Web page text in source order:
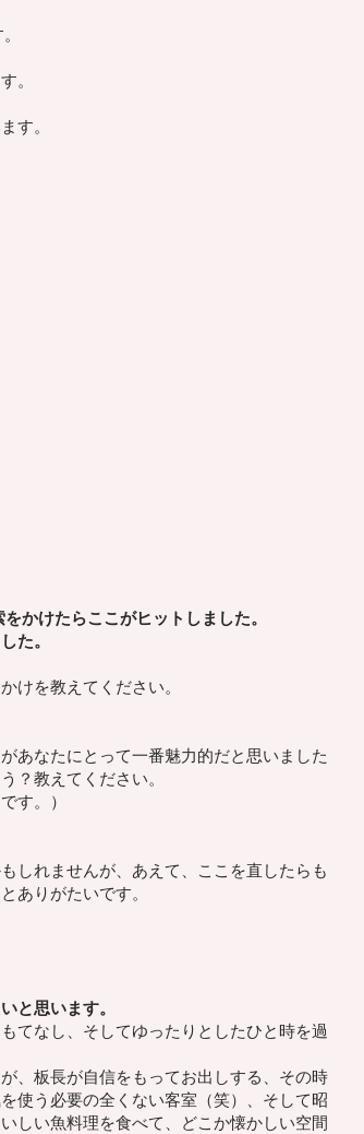
。
す。
かけたらここがヒットしました。
た。
けを教えてください。
あなたにとって一番魅力的だと思いました
？ 教えてください。
す。）
しれませんが、 あえて、ここを直したらも
ありがたいです。
と思います。
てなし、そしてゆったりとしたひと時を過
、板長が自信をもってお出しする、その時
使う必要の全くない客室（笑）、そして昭
しい魚料理を食べて、どこか懐かしい空間